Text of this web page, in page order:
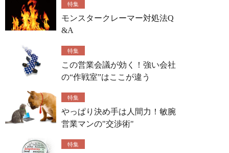
特集
モンスタークレーマー対処法Q
&A
特集
この営業会議が効く！強い会社
の“作戦室”はここが違う
特集
やっぱり決め手は人間力！敏腕
営業マンの"交渉術"
特集